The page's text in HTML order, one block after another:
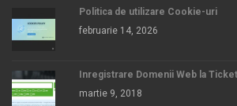
Politica de utilizare Cookie-uri
februarie 14, 2026
Inregistrare Domenii Web la
martie 9, 2018